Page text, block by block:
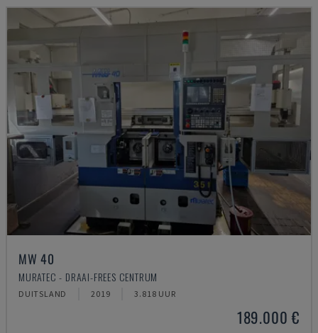
MW 40
MURATEC - DRAAI-FREES CENTRUM
DUITSLAND 2019 3.818 UUR
189.000 €